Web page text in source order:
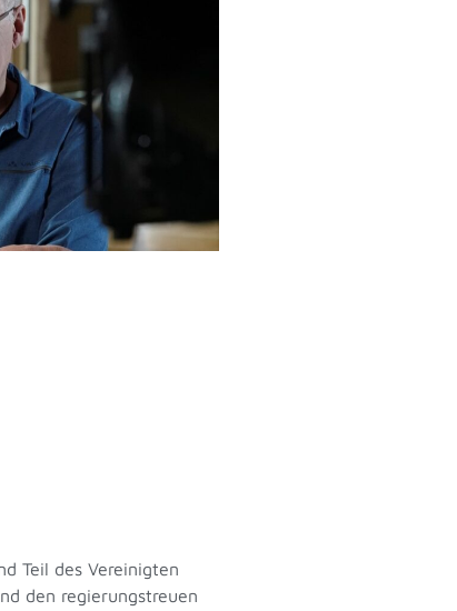
Teil des Vereinigten
den regierungstreuen